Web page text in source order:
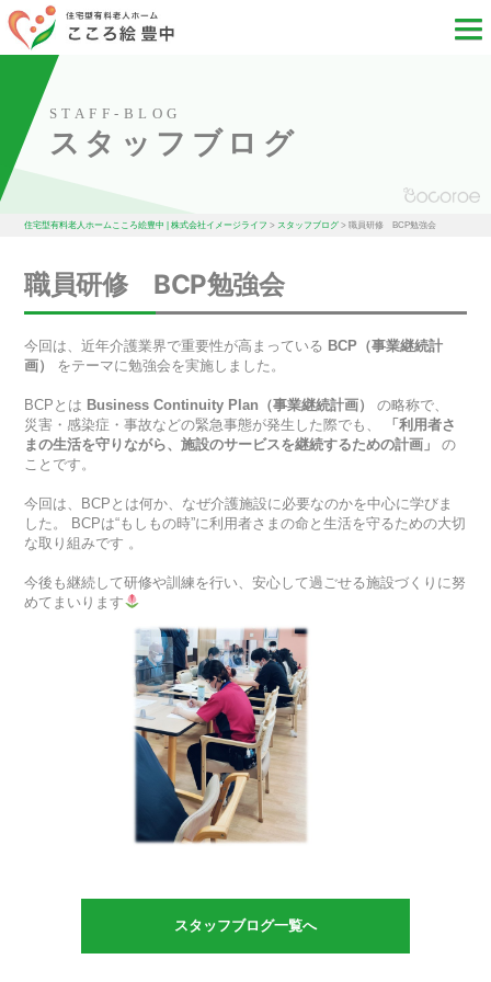
STAFF-BLOG
スタッフブログ
住宅型有料老人ホームこころ絵豊中 | 株式会社イメージライフ > スタッフブログ >職員研修 BCP勉強会
職員研修 BCP勉強会
今回は、近年介護業界で重要性が高まっている BCP（事業継続計
画）
をテーマに勉強会を実施しました。
BCPとは Business Continuity Plan（事業継続計画）
の略称で、
災害・感染症・事故などの緊急事態が発生した際でも、
「利用者さ
まの生活を守りながら、施設のサービスを継続するための計画」
の
ことです。
今回は、BCPとは何か、なぜ介護施設に必要なのかを中心に学びま
した。 BCPは“もしもの時”に利用者さまの命と生活を守るための大切
な取り組みです 。
今後も継続して研修や訓練を行い、安心して過ごせる施設づくりに努
めてまいります
スタッフブログ一覧へ